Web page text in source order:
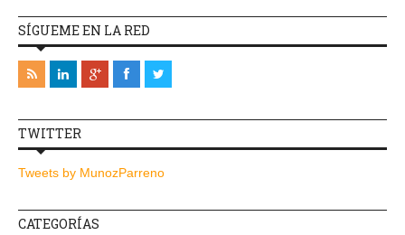
SÍGUEME EN LA RED
TWITTER
Tweets by MunozParreno
CATEGORÍAS